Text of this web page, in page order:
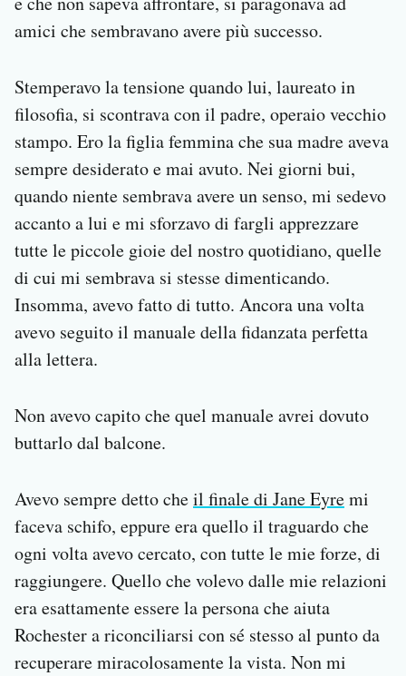
amici che sembravano avere più successo.
Stemperavo la tensione quando lui, laureato in
filosofia, si scontrava con il padre, operaio vecchio
stampo. Ero la figlia femmina che sua madre aveva
sempre desiderato e mai avuto. Nei giorni bui,
quando niente sembrava avere un senso, mi sedevo
accanto a lui e mi sforzavo di fargli apprezzare
tutte le piccole gioie del nostro quotidiano, quelle
di cui mi sembrava si stesse dimenticando.
Insomma, avevo fatto di tutto. Ancora una volta
avevo seguito il manuale della fidanzata perfetta
alla lettera.
Non avevo capito che quel manuale avrei dovuto
buttarlo dal balcone.
Avevo sempre detto cheil finale di Jane Eyremi
faceva schifo, eppure era quello il traguardo che
ogni volta avevo cercato, con tutte le mie forze, di
raggiungere. Quello che volevo dalle mie relazioni
era esattamente essere la persona che aiuta
Rochester a riconciliarsi con sé stesso al punto da
recuperare miracolosamente la vista. Non mi